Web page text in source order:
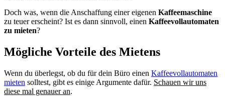
Doch was, wenn die Anschaffung einer eigenen Kaffeemaschine
zu teuer erscheint? Ist es dann sinnvoll, einen Kaffeevollautomaten
zu mieten?
Mögliche Vorteile des Mietens
Wenn du überlegst, ob du für dein Büro einen Kaffeevollautomaten
mieten solltest, gibt es einige Argumente dafür. Schauen wir uns
diese mal genauer an.